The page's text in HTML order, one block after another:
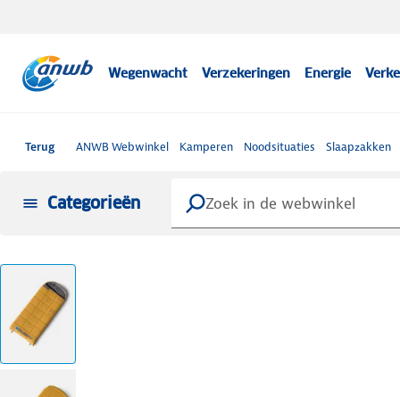
Wegenwacht Verzekeringen Energie
Terug ANWB Webwinkel Kamperen Noodsituaties Slaapzakken
Categorieën